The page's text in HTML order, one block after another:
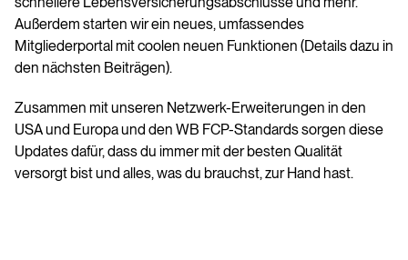
Außerdem starten wir ein neues, umfassendes
Mitgliederportal mit coolen neuen Funktionen (Details dazu in
den nächsten Beiträgen).
Zusammen mit unseren Netzwerk-Erweiterungen in den
USA und Europa und den WB FCP-Standards sorgen diese
Updates dafür, dass du immer mit der besten Qualität
versorgt bist und alles, was du brauchst, zur Hand hast.